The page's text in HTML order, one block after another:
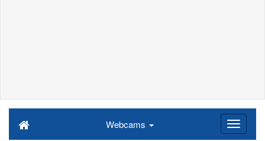
Webcams